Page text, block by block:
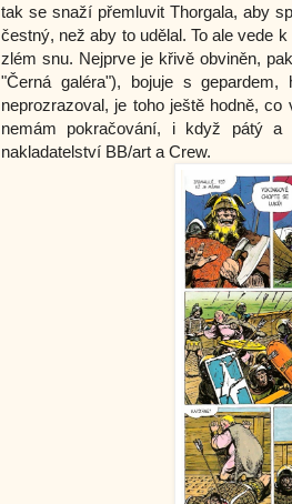
tak se snaží přemluvit Thorgala, aby
čestný, než aby to udělal. To ale vede
zlém snu. Nejprve je křivě obviněn,
"Černá galéra"), bojuje s
neprozrazoval, je toho ještě hodně,
nemám pokračování, i když pátý
nakladatelství BB/art a Crew.